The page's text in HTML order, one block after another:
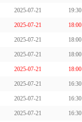
2025-07-21 19:30
2025-07-21 18:00
2025-07-21 18:00
2025-07-21 18:00
2025-07-21 18:00
2025-07-21 16:30
2025-07-21 16:30
2025-07-21 16:30